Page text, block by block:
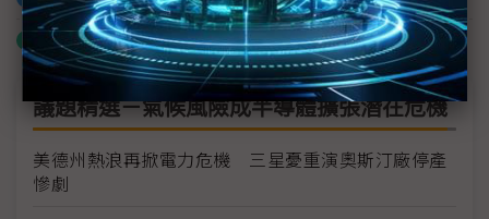
什麼是「關鍵字追蹤」
議題精選－氣候風險成半導體擴張潛在危機
美德州熱浪再掀電力危機 三星憂重演奧斯汀廠停產
慘劇